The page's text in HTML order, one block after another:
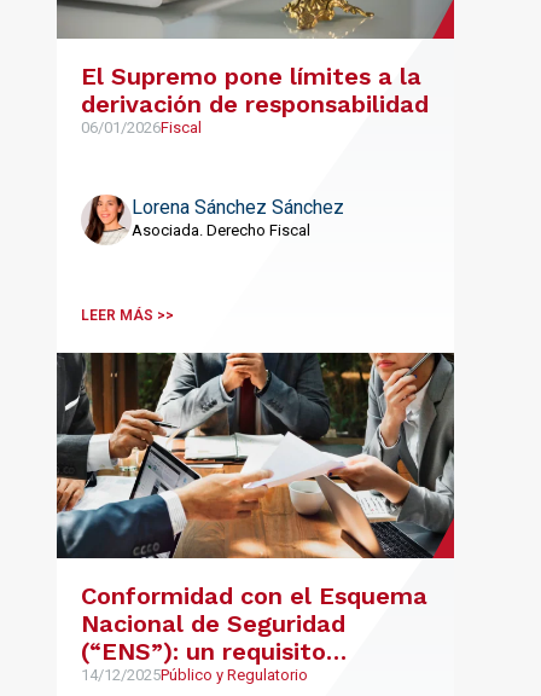
El Supremo pone límites a la
derivación de responsabilidad
06/01/2026Fiscal
Lorena Sánchez Sánchez
Asociada. Derecho Fiscal
LEER MÁS >>
Conformidad con el Esquema
Nacional de Seguridad
(“ENS”): un requisito
determinante en las
14/12/2025Público y Regulatorio